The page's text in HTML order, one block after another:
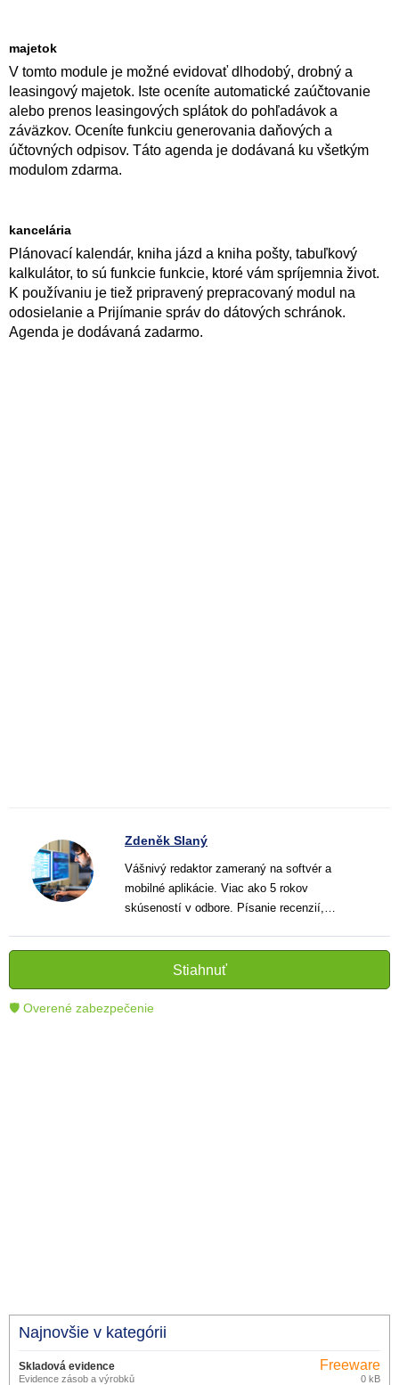
majetok
V tomto module je možné evidovať dlhodobý, drobný a
leasingový majetok. Iste oceníte automatické zaúčtovanie
alebo prenos leasingových splátok do pohľadávok a
záväzkov. Oceníte funkciu generovania daňových a
účtovných odpisov. Táto agenda je dodávaná ku všetkým
modulom zdarma.
kancelária
Plánovací kalendár, kniha jázd a kniha pošty, tabuľkový
kalkulátor, to sú funkcie funkcie, ktoré vám spríjemnia život.
K používaniu je tiež pripravený prepracovaný modul na
odosielanie a Prijímanie správ do dátových schránok.
Agenda je dodávaná zadarmo.
Zdeněk Slaný
Vášnivý redaktor zameraný na softvér a
mobilné aplikácie. Viac ako 5 rokov
skúseností v odbore. Písanie recenzií,
informatívnych textov, ktoré pomáhajú
čitateľom lepšie porozumieť a využiť moderné
technológie.
Stiahnuť
🛡 Overené zabezpečenie
Najnovšie v kategórii
Skladová evidence
Evidence zásob a výrobků
Freeware
0 kB